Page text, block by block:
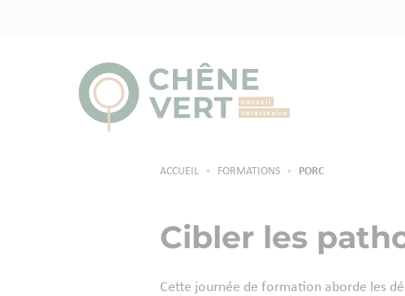
ACCUEIL • FORMATIONS • PORC
Cibler les
Cette journée de formation aborde les